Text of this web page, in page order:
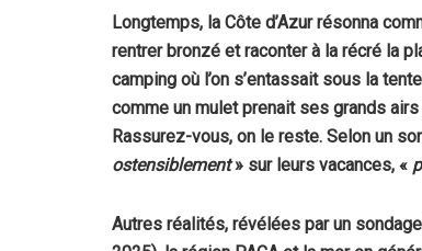
Longtemps, la Côte d’Azur résonna
rentrer bronzé et raconter à la récré la
camping où l’on s’entassait sous la
comme un mulet prenait ses grands
Rassurez-vous, on le reste. Selon un
ostensiblement» sur leurs vacances, «
Autres réalités, révélées par un